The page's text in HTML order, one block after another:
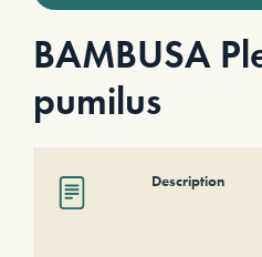
BAMBUSA
pumilus
Description